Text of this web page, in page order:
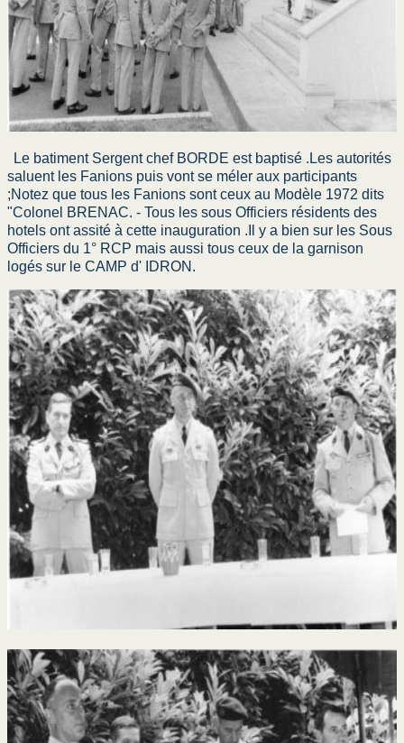
Le batiment Sergent chef BORDE est baptisé .Les autorités
saluent les Fanions puis vont se méler aux participants
;Notez que tous les Fanions sont ceux au Modèle 1972 dits
"Colonel BRENAC. - Tous les sous Officiers résidents des
hotels ont assité à cette inauguration .Il y a bien sur les Sous
Officiers du 1° RCP mais aussi tous ceux de la garnison
logés sur le CAMP d' IDRON.